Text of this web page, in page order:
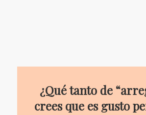
¿Qué tanto de
crees que es gusto